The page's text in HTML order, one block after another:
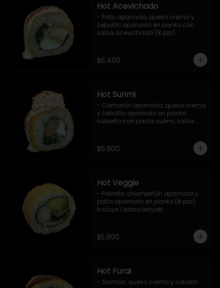
Hot Acevichado
- Pollo apanado, queso crema y
cebollín apanado en panko con
salsa acevichada (8 pzs).
$6.400
Hot Surimi
- Camarón apanado, queso crema
y cebollín apanado en panko
cubierto con pasta surimi, salsa
$6.900
Hot Veggie
- Palmito, champiñón apanado y
palta apanado en panko (8 pzs).
Incluye 1 salsa teriyaki.
$5.900
Hot Furai
- Salmon, queso crema y cebollin